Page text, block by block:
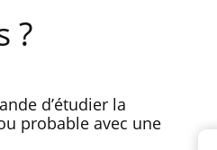
?
d’étudier la
probable avec une